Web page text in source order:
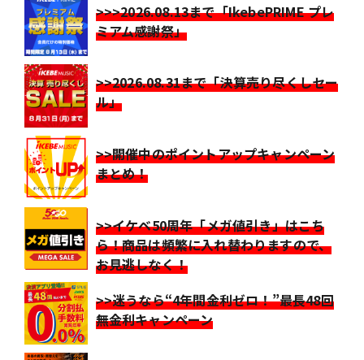
>>>2026.08.13まで「IkebePRIME プレ
ミアム感謝祭」
>>2026.08.31まで「決算売り尽くしセー
ル」
>>開催中のポイントアップキャンペーン
まとめ！
>>イケベ50周年「メガ値引き」はこち
ら！商品は頻繁に入れ替わりますので、
お見逃しなく！
>>迷うなら“4年間金利ゼロ！”最長48回
無金利キャンペーン